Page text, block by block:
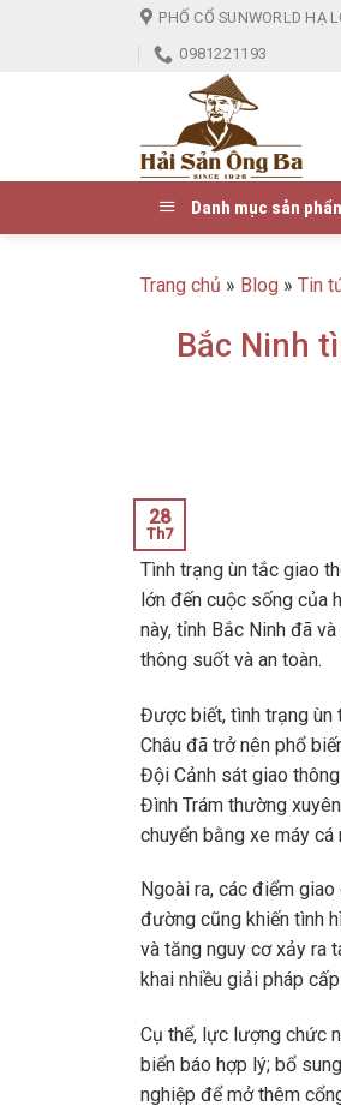
PHỐ CỔ SUNWORLD HẠ
0981221193
Danh mục sản
Trang chủ » Blog » Tin
Bắc Ninh
28
Th7
Tình trạng ùn tắc giao
lớn đến cuộc sống của
này, tỉnh Bắc Ninh đã
thông suốt và an toàn.
Được biết, tình trạng ùn
Châu đã trở nên phổ
Đội Cảnh sát giao
Đình Trám thường
chuyển bằng xe máy
Ngoài ra, các điểm
đường cũng khiến tình
và tăng nguy cơ xảy ra
khai nhiều giải pháp
Cụ thể, lực lượng chức
biển báo hợp lý; bổ
nghiệp để mở thêm